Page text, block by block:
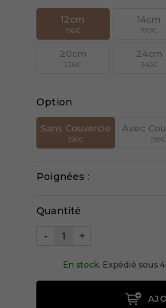
12cm
156€
14cm
170€
20cm
226€
24cm
340€
Option
Sans Couvercle
156€
Avec
195€
Poignées :
Quantité
- +
En stock. Expédié sous